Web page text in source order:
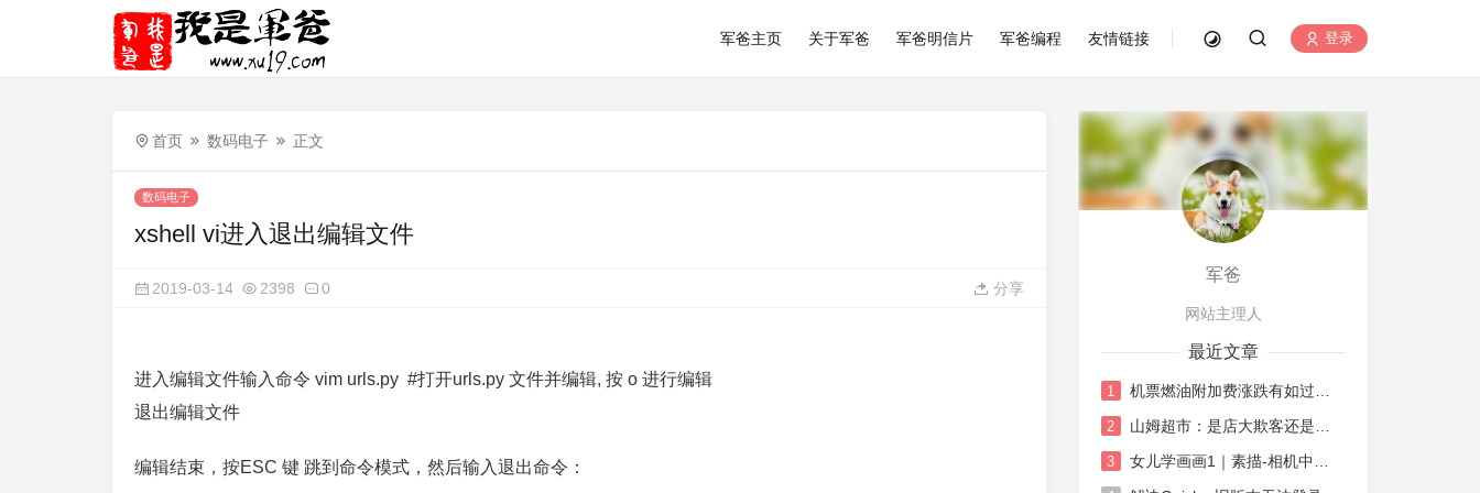
军爸主页 关于军爸 军爸明信片 军爸编程 友情链接 登录
首页 数码电子 正文
数码电子
xshell vi进入退出编辑文件
2019-03-14 2398 0 分享
进入编辑文件输入命令 vim urls.py #打开urls.py 文件并编辑, 按 o 进行编辑
退出编辑文件
编辑结束，按ESC 键 跳到命令模式，然后输入退出命令：
军爸
网站主理人
最近文章
1
2
3